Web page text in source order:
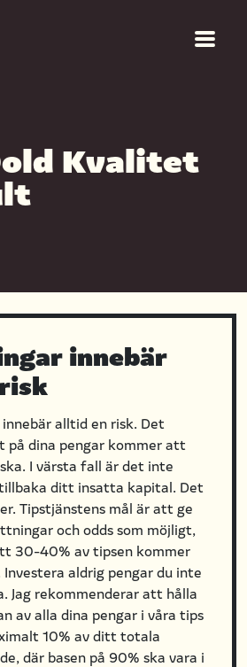
Kvalitet
innebär
alltid en risk. Det
på dina pengar kommer att
I värsta fall är det inte
ditt insatta kapital. Det
Tipstjänstens mål är att ge
och odds som möjligt,
30-40% av tipsen kommer
aldrig pengar du inte
Jag rekommenderar att hålla
av alla dina pengar i våra tips
10% av ditt totala
där basen på 90% ska vara i